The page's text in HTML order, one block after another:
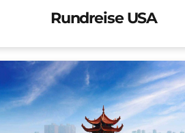
Rundreise USA